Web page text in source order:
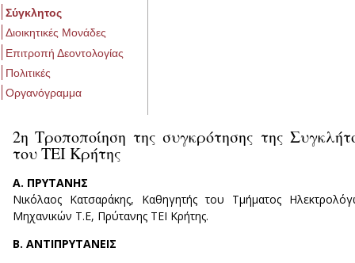
Σύγκλητος
Διοικητικές Μονάδες
Επιτροπή Δεοντολογίας
Πολιτικές
Οργανόγραμμα
2η Τροποποίηση της συγκρότησης της
του ΤΕΙ Κρήτης
Α. ΠΡΥΤΑΝΗΣ
Νικόλαος Κατσαράκης, Καθηγητής του Τμήματος
Μηχανικών Τ.Ε, Πρύτανης ΤΕΙ Κρήτης.
Β. ΑΝΤΙΠΡΥΤΑΝΕΙΣ